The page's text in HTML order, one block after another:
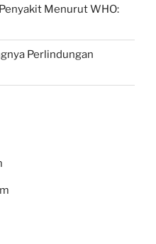
Menurut WHO:
Perlindungan